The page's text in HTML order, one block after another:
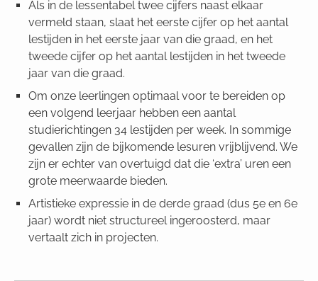
Als in de lessentabel twee cijfers naast elkaar
vermeld staan, slaat het eerste cijfer op het aantal
lestijden in het eerste jaar van die graad, en het
tweede cijfer op het aantal lestijden in het tweede
jaar van die graad.
Om onze leerlingen optimaal voor te bereiden op
een volgend leerjaar hebben een aantal
studierichtingen 34 lestijden per week. In sommige
gevallen zijn de bijkomende lesuren vrijblijvend. We
zijn er echter van overtuigd dat die ‘extra’ uren een
grote meerwaarde bieden.
Artistieke expressie in de derde graad (dus 5e en 6e
jaar) wordt niet structureel ingeroosterd, maar
vertaalt zich in projecten.